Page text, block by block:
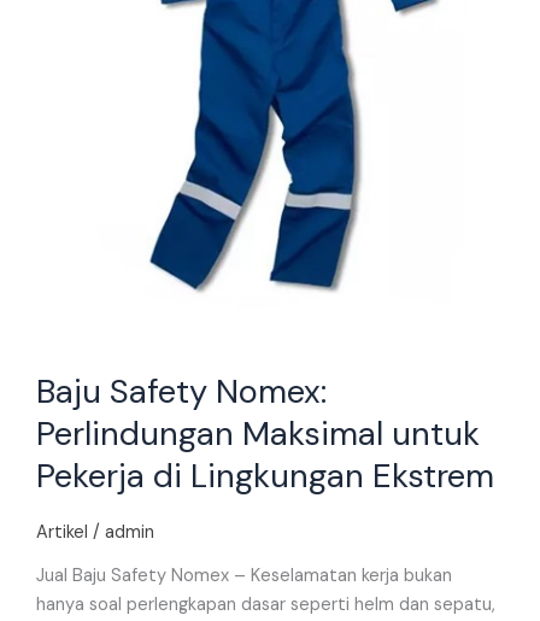
Baju Safety Nomex:
Perlindungan Maksimal untuk
Pekerja di Lingkungan Ekstrem
Artikel / admin
Jual Baju Safety Nomex – Keselamatan kerja bukan
hanya soal perlengkapan dasar seperti helm dan sepatu,